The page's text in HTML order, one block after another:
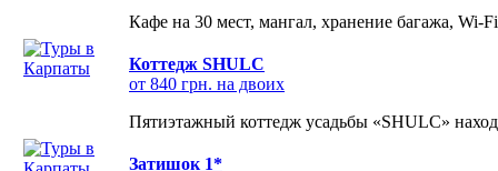
Кафе на 30 мест, мангал, хранение багажа, Wi-
Коттедж SHULC
от 840 грн. на двоих
Пятиэтажный коттедж усадьбы «SHULC»
Затишок 1*